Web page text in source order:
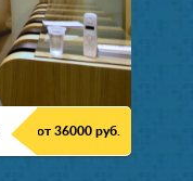
от 36000 руб.